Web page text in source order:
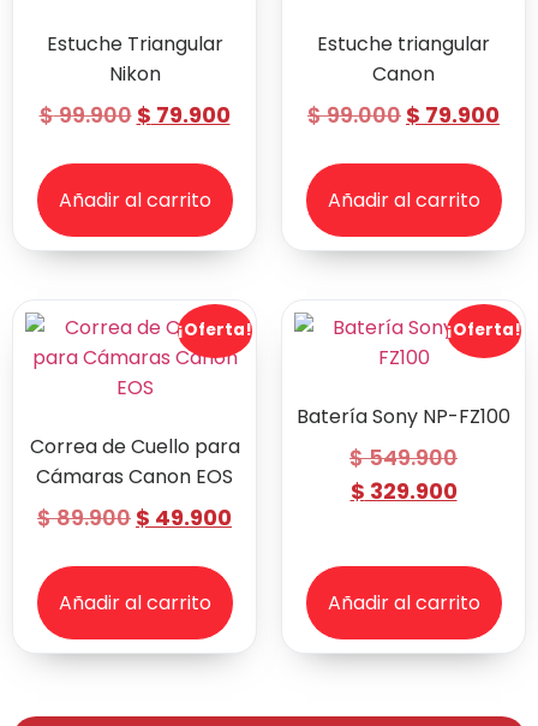
Estuche Triangular
Nikon
$99.900 $ 79.900
Añadir al carrito
Estuche triangular
Canon
$99.000 $ 79.900
Añadir al carrito
¡Oferta!
Correa de Cuello para
Cámaras Canon EOS
$89.900 $ 49.900
Añadir al carrito
¡Oferta!
Batería Sony NP-FZ100
$549.900
$ 329.900
Añadir al carrito